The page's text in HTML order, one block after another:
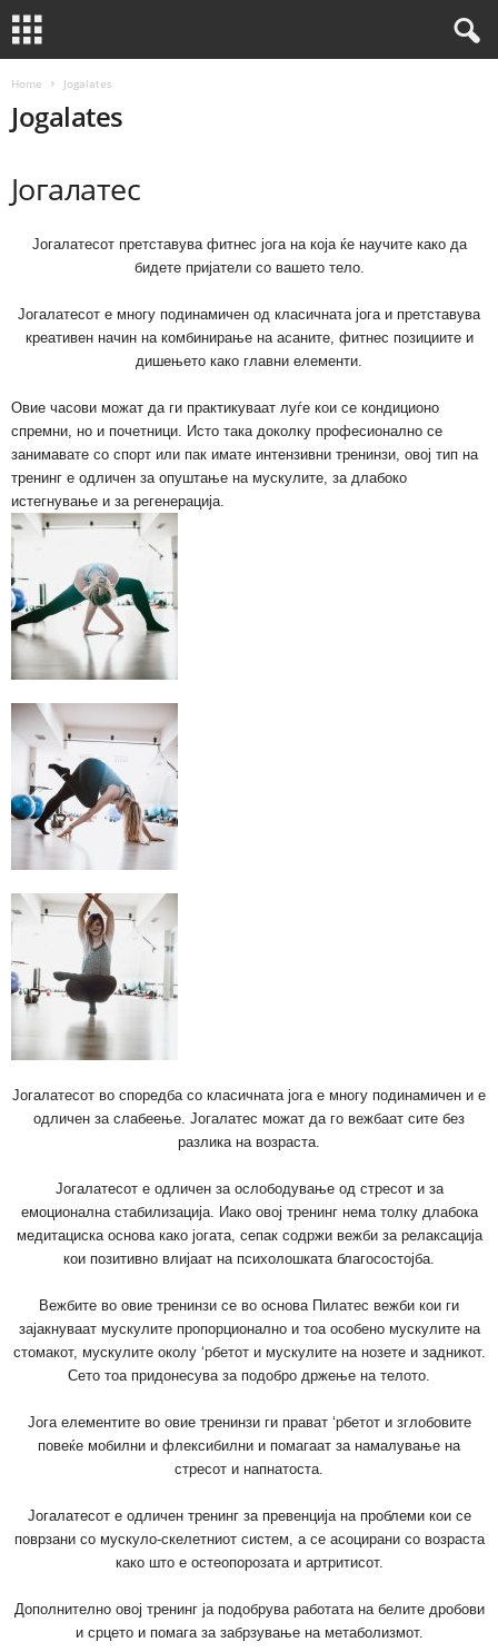
Home Jogalates
Jogalates
Јогалатес
Јогалатесот претставува фитнес јога на која ќе научите како да
бидете пријатели со вашето тело.
Јогалатесот е многу подинамичен од класичната јога и претставува
креативен начин на комбинирање на асаните, фитнес позициите и
дишењето како главни елементи.
Овие часови можат да ги практикуваат луѓе кои се кондиционо
спремни, но и почетници. Исто така доколку професионално се
занимавате со спорт или пак имате интензивни тренинзи, овој тип на
тренинг е одличен за опуштање на мускулите, за длабоко
истегнување и за регенерација.
Јогалатесот во споредба со класичната јога е многу подинамичен и е
одличен за слабеење. Јогалатес можат да го вежбаат сите без
разлика на возраста.
Јогалатесот е одличен за ослободување од стресот и за
емоционална стабилизација. Иако овој тренинг нема толку длабока
медитациска основа како јогата, сепак содржи вежби за релаксација
кои позитивно влијаат на психолошката благосостојба.
Вежбите во овие тренинзи се во основа Пилатес вежби кои ги
зајакнуваат мускулите пропорционално и тоа особено мускулите на
стомакот, мускулите околу ‘рбетот и мускулите на нозете и задникот.
Сето тоа придонесува за подобро држење на телото.
Јога елементите во овие тренинзи ги прават ‘рбетот и зглобовите
повеќе мобилни и флексибилни и помагаат за намалување на
стресот и напнатоста.
Јогалатесот е одличен тренинг за превенција на проблеми кои се
поврзани со мускуло-скелетниот систем, а се асоцирани со возраста
како што е остеопорозата и артритисот.
Дополнително овој тренинг ја подобрува работата на белите дробови
и срцето и помага за забрзување на метаболизмот.